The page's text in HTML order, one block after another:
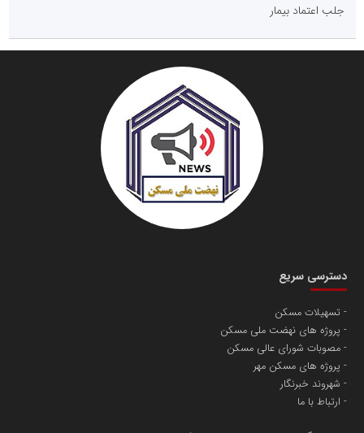
جلب اعتماد بیمار
دسترسی سریع
تسهیلات مسکن
پروژه های نهضت ملی مسکن
مصوبات شورای عالی مسکن
پروژه های مسکن مهر
شهروند خبرنگار
ارتباط با ما